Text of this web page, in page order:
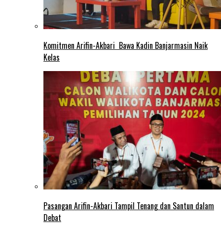
Komitmen Arifin-Akbari Bawa Kadin Banjarmasin Naik
Kelas
Pasangan Arifin-Akbari Tampil Tenang dan Santun dalam
Debat